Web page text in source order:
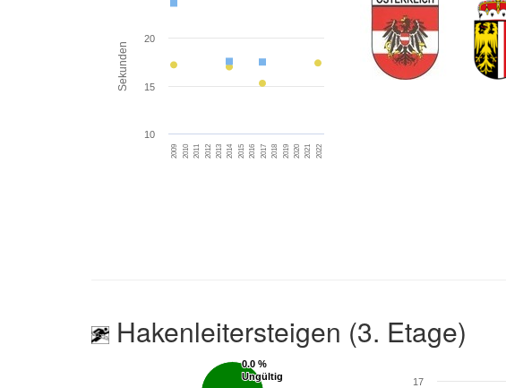
Sekunden
2009 2010 2011 2012 2013 2014 2015 2016 2017 2018 2019 2020 2021 2022
10
15
20
Hakenleitersteigen (3. Etage)
0.0 %
Ungültig
0.0 %
Ungültig
17